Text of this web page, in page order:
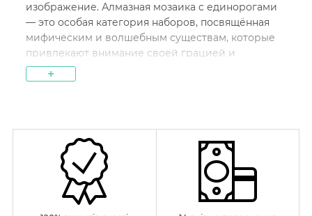
изображение. Алмазная мозаика с единорогами
— это особая категория наборов, посвящённая
мифическим и волшебным существам, которые
привлекают внимание своей грацией и
магической аурой.
культуре. Картины с этими фантастическими
существами выполняются в самых разных стилях
— от ярких и красочных изображений до более
утончённых и сдержанных, что делает их
универсальными для любого интерьера.
+